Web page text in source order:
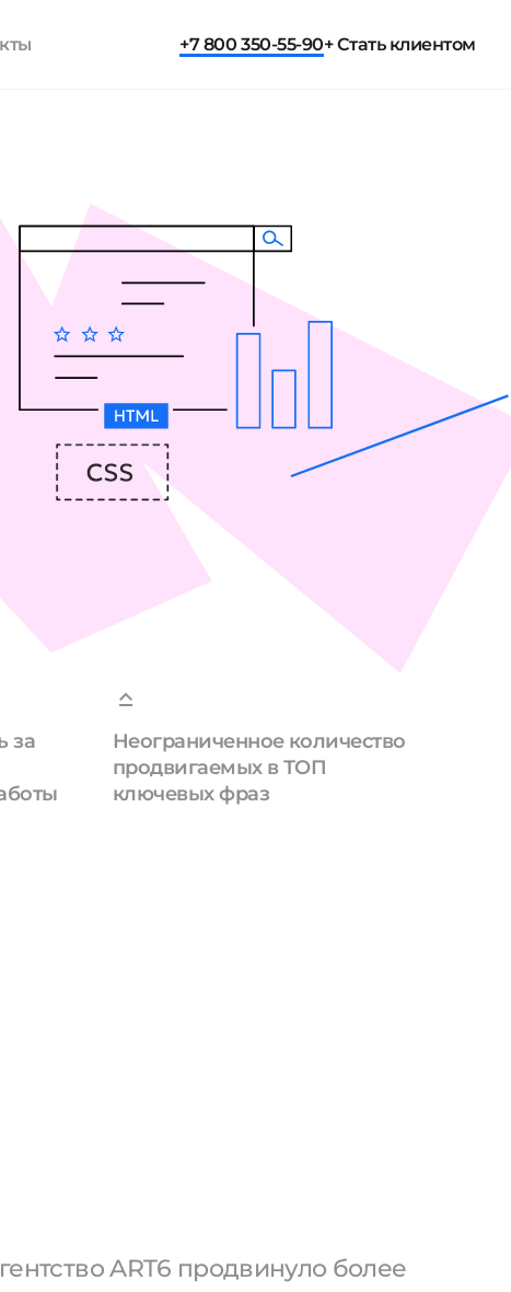
+7 800 350-55-90+ Стать клиентом
за
Неограниченное количество
продвигаемых в ТОП
ключевых фраз
ART6 продвинуло более